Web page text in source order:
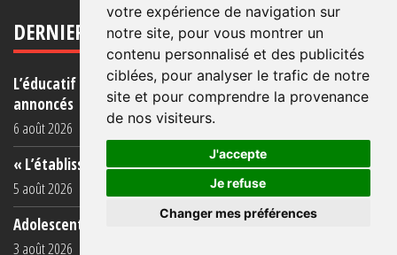
votre expérience de navigation sur
notre site, pour vous montrer un
contenu personnalisé et des publicités
ciblées, pour analyser le trafic de notre
site et pour comprendre la provenance
de nos visiteurs.
J'accepte
Je refuse
Changer mes préférences
DERNIERS ARTICLES
L’éducatif en prison : une réalité éloignée des objectifs
annoncés
6 août 2026
« L’établissement est une porcherie totale »
5 août 2026
Adolescent·es incarcéré·es : une faillite collective
3 août 2026